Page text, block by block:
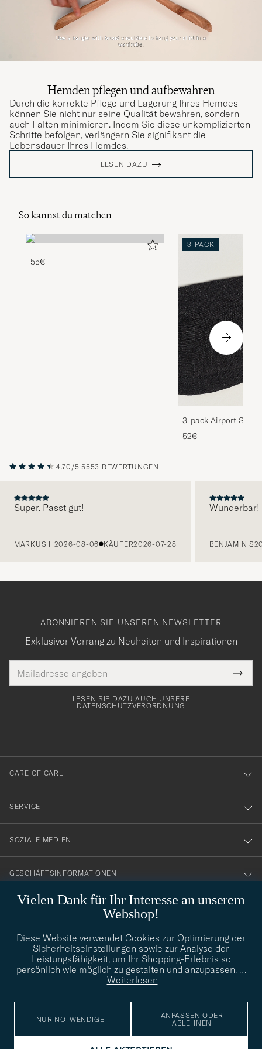
Hemden pflegen und aufbewahren
Durch die korrekte Pflege und Lagerung Ihres Hemdes
können Sie nicht nur seine Qualität bewahren, sondern
auch Falten minimieren. Indem Sie diese unkomplizierten
Schritte befolgen, verlängern Sie signifikant die
Lebensdauer Ihres Hemdes.
LESEN DAZU
So kannst du matchen
55€
3-PACK
3-pack Airport
Melange
52€
4.70/5 5553 BEWERTUNGEN
Super. Passt gut!
MARKUS H2026-08-06 KÄUFER2026-07-28
Wunderbar!
BENJAMIN S
Vielen Dank für Ihr Interesse an unserem
Webshop!
Diese Website verwendet Cookies zur Optimierung der
Sicherheitseinstellungen sowie zur Analyse der
Leistungsfähigkeit, um Ihr Shopping-Erlebnis so
persönlich wie möglich zu gestalten und anzupassen. …
Weiterlesen
NUR NOTWENDIGE
ANPASSEN ODER
ABLEHNEN
ABONNIEREN SIE UNSEREN NEWSLETTER
Exklusiver Vorrang zu Neuheiten und Inspirationen
Mail
Adresse
Tack
för
dig
till
vårt
nyhetsbrev!
LESEN SIE DAZU AUCH UNSERE
DATENSCHUTZVERORDNUNG
CARE OF CARL
SERVICE
SOZIALE MEDIEN
GESCHÄFTSINFORMATIONEN
info@careofcarl.de
Benötigen Sie Hilfe bei der Suche nach Ihrem persönlichen Stil?
Wenden Sie sich an uns, wir helfen Ihnen gerne weiter!
STILBERATUNG